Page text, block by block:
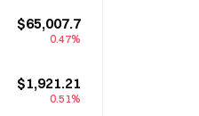
$65,007.7
0.47%
$1,921.21
0.51%